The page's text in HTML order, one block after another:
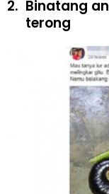
2. Binatang
terong